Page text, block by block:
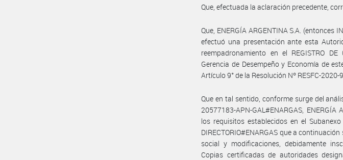
Que, efectuada la aclaración precedente,
Que, ENERGÍA ARGENTINA S.A. (entonces
efectuó una presentación ante esta
reempadronamiento en el REGISTRO
Gerencia de Desempeño y Economía de
Artículo 9° de la Resolución Nº RESFC-2020-
Que en tal sentido, conforme surge del
20577183-APN-GAL#ENARGAS,
los requisitos establecidos en el
DIRECTORIO#ENARGAS que a
social y modificaciones, debidamente
Copias certificadas de autoridades